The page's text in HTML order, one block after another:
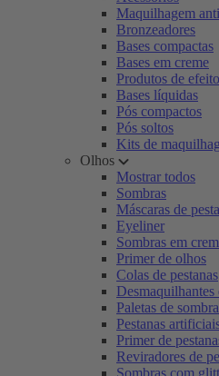
Maquilhagem
Bronzeadores
Bases compactas
Bases em creme
Produtos de
Bases líquidas
Pós compactos
Pós soltos
Kits de
Olhos
Mostrar todos
Sombras
Máscaras de
Eyeliner
Sombras em
Primer de olhos
Colas de pestanas
Desmaquilhantes
Paletas de
Pestanas
Primer de
Reviradores de
Sombras com